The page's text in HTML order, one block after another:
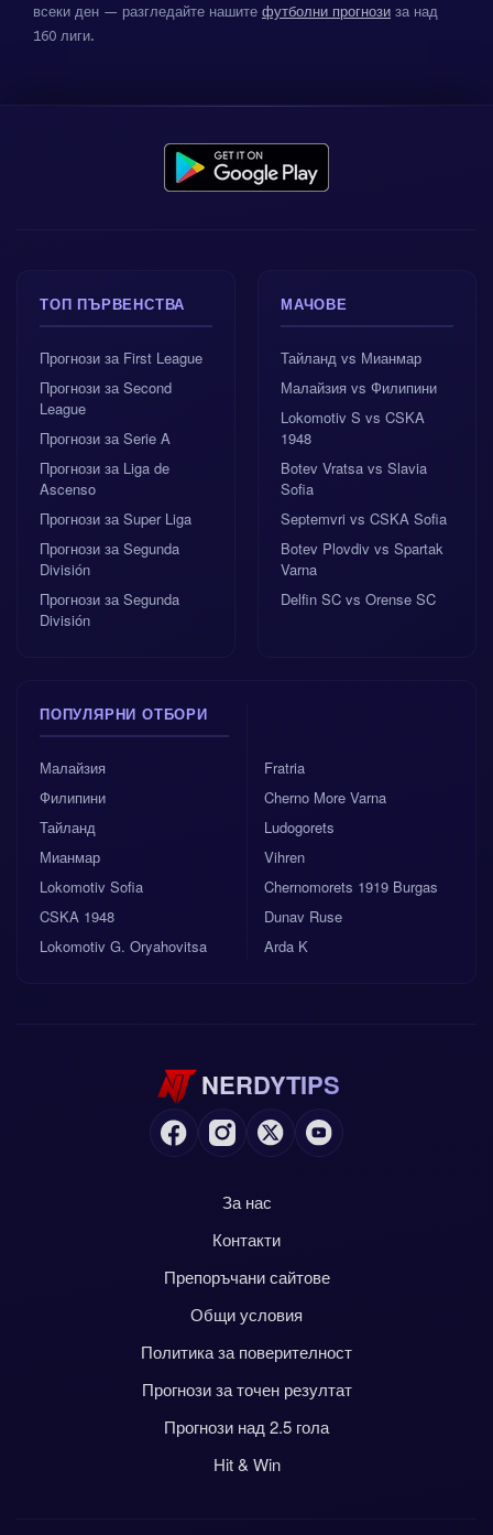
всеки ден — разгледайте нашите футболни прогнози за над
160 лиги.
ТОП ПЪРВЕНСТВА
Прогнози за First League
Прогнози за Second
League
Прогнози за Serie A
Прогнози за Liga de
Ascenso
Прогнози за Super Liga
Прогнози за Segunda
División
Прогнози за Segunda
División
МАЧОВЕ
Тайланд vs Мианмар
Малайзия vs Филипини
Lokomotiv S vs CSKA
1948
Botev Vratsa vs Slavia
Sofia
Septemvri vs CSKA Sofia
Botev Plovdiv vs Spartak
Varna
Delfin SC vs Orense SC
ПОПУЛЯРНИ ОТБОРИ
Малайзия
Филипини
Тайланд
Мианмар
Lokomotiv Sofia
CSKA 1948
Lokomotiv G. Oryahovitsa
Fratria
Cherno More Varna
Ludogorets
Vihren
Chernomorets 1919 Burgas
Dunav Ruse
Arda K
NERDYTIPS
За нас
Контакти
Препоръчани сайтове
Общи условия
Политика за поверителност
Прогнози за точен резултат
Прогнози над 2.5 гола
Hit & Win